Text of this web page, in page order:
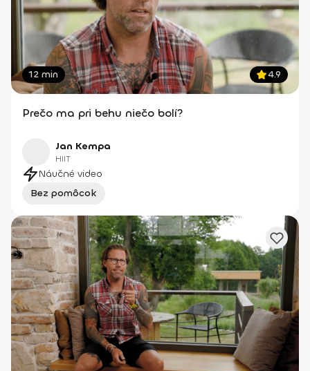
12 min 4.9
Prečo ma pri behu niečo bolí?
Jan Kempa
HIIT
Náučné video
Bez pomôcok